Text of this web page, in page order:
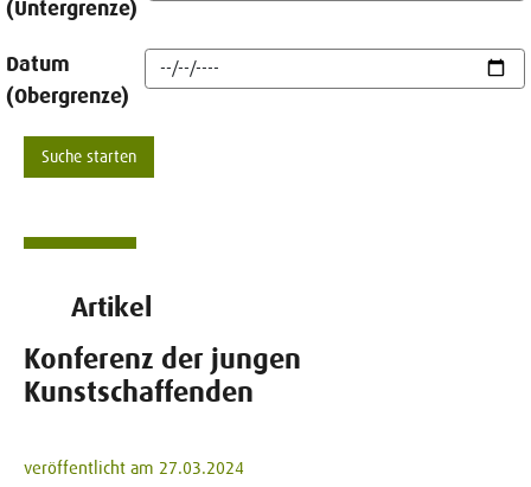
(Untergrenze)
Datum
(Obergrenze)
Artikel
Konferenz der jungen
Kunstschaffenden
veröffentlicht am 27.03.2024